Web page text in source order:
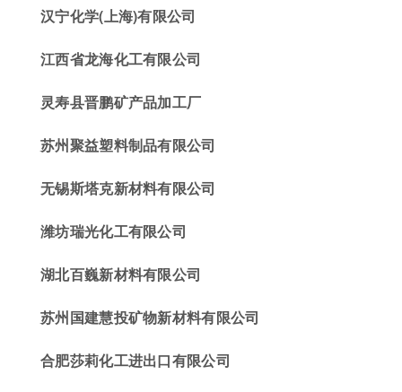
汉宁化学(上海)有限公司
江西省龙海化工有限公司
灵寿县晋鹏矿产品加工厂
苏州聚益塑料制品有限公司
无锡斯塔克新材料有限公司
潍坊瑞光化工有限公司
湖北百巍新材料有限公司
苏州国建慧投矿物新材料有限公司
合肥莎莉化工进出口有限公司